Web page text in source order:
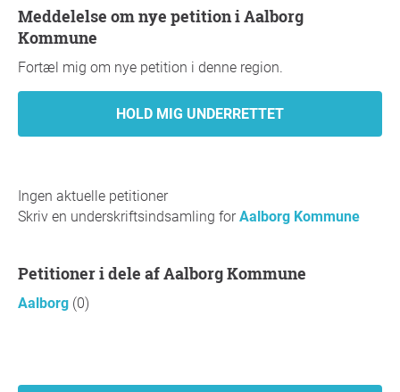
Meddelelse om nye petition i Aalborg
Kommune
Fortæl mig om nye petition i denne region.
Ingen aktuelle petitioner
Skriv en underskriftsindsamling forAalborg Kommune
Petitioner i dele af Aalborg Kommune
Aalborg (0)